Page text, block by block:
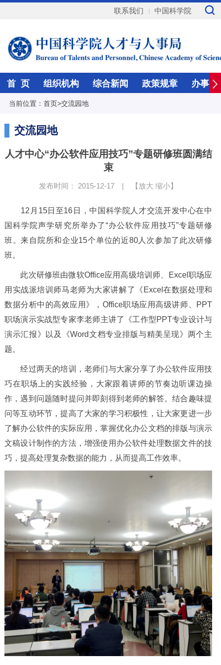
联系我们 中国科学院
首 页 组织机构 综合新闻 政策规章 办事指
当前位置： 首页>交流园地
交流园地
人才中心“办公软件应用技巧”专题研修班圆满结
束
发布时间： 2015-12-17 | 【放大 缩小】
12 月 15日至16 日，中国科学院人才交流开发中心在中
国科学院声学研究所举办了“办公软件应用技巧”专题研修
班。来自院所和企业15个单位的近80人次参加了此次研修
班。
此次研修班由微软Office应用高级培训师、 Excel 职场应
用实战派培训师马老师为大家讲解了《 Excel 在数据处理和
数据分析中的高效应用》， Office职场应用高级讲师、
PPT
职场演示实战型专家李老师主讲了《工作型PPT专业设计与
演示汇报》以及《Word文档专业排版与精美呈现》两个主
题。
经过两天的培训，老师们与大家分享了办公软件应用技
巧在职场上的实践经验，大家跟着讲师的节奏边听课边操
作，遇到问题随时提问并即刻得到老师的解答。结合趣味提
问等互动环节，提高了大家的学习积极性，让大家更进一步
了解办公软件的实际应用，掌握优化办公文档的排版与演示
文稿设计制作的方法，增强使用办公软件处理数据文件的技
巧，提高处理复杂数据的能力，从而提高工作效率。